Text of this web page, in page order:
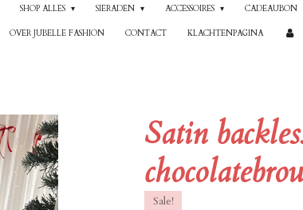
SHOP ALLES SIERADEN ACCESSOIRES CADEAUBON
OVER JUBELLE FASHION CONTACT KLACHTENPAGINA
Satin
Sale!